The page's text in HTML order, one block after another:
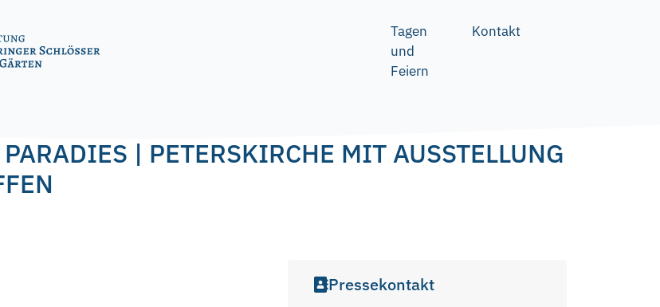
Tagen
und
Feiern
Kontakt
| PETERSKIRCHE MIT AUSSTELLUNG
Pressekontakt